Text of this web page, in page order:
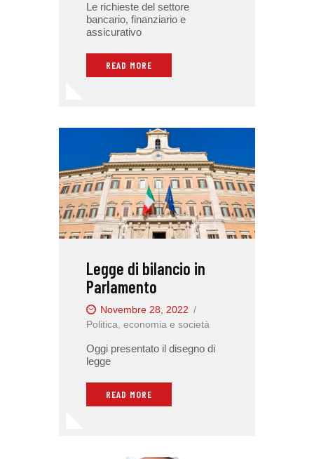
Le richieste del settore
bancario, finanziario e
assicurativo
READ MORE
Legge di bilancio in
Parlamento
Novembre 28, 2022
Politica, economia e società
Oggi presentato il disegno di
legge
READ MORE